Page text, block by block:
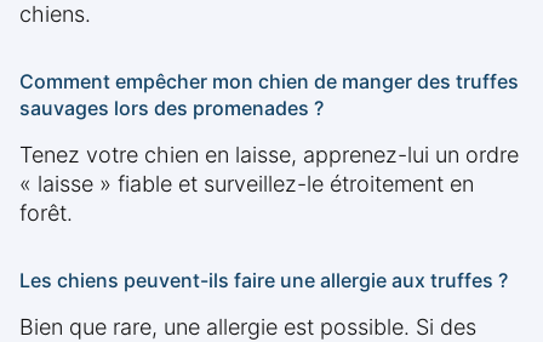
chiens.
Comment empêcher mon chien de manger des truffes
sauvages lors des promenades ?
Tenez votre chien en laisse, apprenez-lui un ordre
« laisse » fiable et surveillez-le étroitement en
forêt.
Les chiens peuvent-ils faire une allergie aux truffes ?
Bien que rare, une allergie est possible. Si des